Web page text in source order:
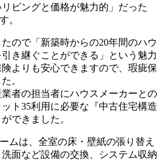
ビングと価格が魅力的」だった
。
ので「新築時からの20年間のハウ
き継ぐことができる」という魅力
よりも安心できますので、瑕疵保
。
者の担当者にハウスメーカーとの
ト35利用に必要な『中古住宅構造
できました。
ムは、全室の床・壁紙の張り替え
面など設備の交換、システム収納